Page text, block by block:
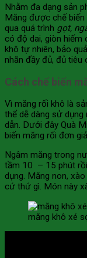
Nhằm đa dạng sản
Măng được chế
qua quá trình gọt,
có độ dai, giòn hiếm
khô tự nhiên, bảo
nhãn đầy đủ, đủ tiêu
Cách chế biến
Vì măng rối khô là
thể dễ dàng sử dụng
dẫn. Dưới đây Quà
biến măng rối đơn
Ngâm măng trong
tầm 10 – 15 phút
dụng. Măng non,
cứ thứ gì. Món này
măng khô xé